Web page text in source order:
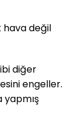
hava değil
diğer
engeller.
yapmış